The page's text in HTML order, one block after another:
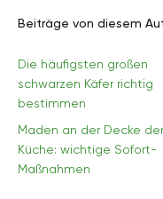
Beiträge von diesem
Die häufigsten großen
schwarzen Käfer richtig
bestimmen
Maden an der Decke der
Küche: wichtige Sofort-
Maßnahmen